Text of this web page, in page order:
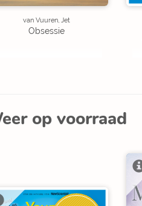
van Vuuren, Jet
Obsessie
op voorraad